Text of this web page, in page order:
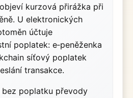
kurzová přirážka při
U elektronických
účtuje
poplatek: e‑peněženka
síťový poplatek
transakce.
poplatku převody